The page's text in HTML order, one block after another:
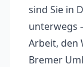
sind Sie in
unterwegs
Arbeit, den
Bremer